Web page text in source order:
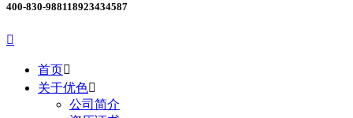
400-830-988118923434587

首页
关于优色
公司简介